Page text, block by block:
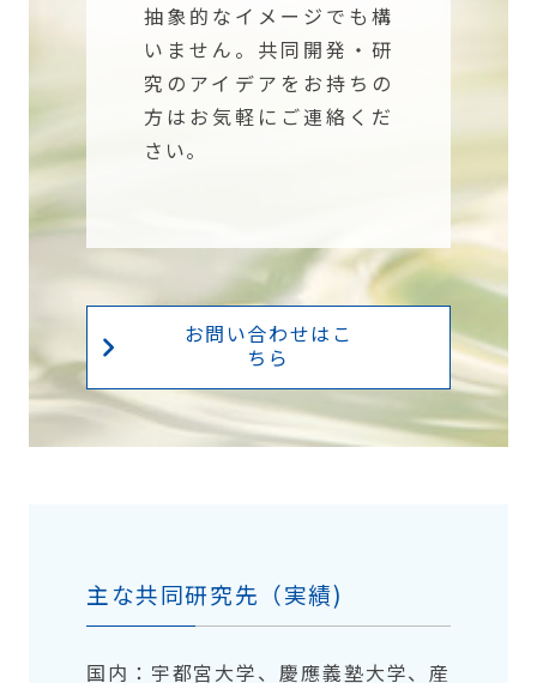
抽象的なイメージでも構
いません。共同開発・研
究のアイデアをお持ちの
方はお気軽にご連絡くだ
さい。
お問い合わせはこ
ちら
主な共同研究先（実績)
国内：宇都宮大学、慶應義塾大学、産